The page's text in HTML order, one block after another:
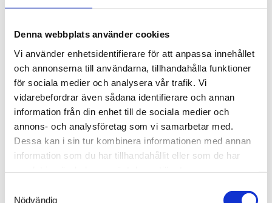
Denna webbplats använder cookies
Vi använder enhetsidentifierare för att anpassa innehållet
och annonserna till användarna, tillhandahålla funktioner
för sociala medier och analysera vår trafik. Vi
vidarebefordrar även sådana identifierare och annan
information från din enhet till de sociala medier och
annons- och analysföretag som vi samarbetar med.
Dessa kan i sin tur kombinera informationen med annan
information som du har tillhandahållit eller som de har
Nödvändig
laboratorieprocesser.
Artiklarna nedan ger mer information om
kopplade till HUS Diagnostikcenter.
När mycket förändrades på
kort tid var vi